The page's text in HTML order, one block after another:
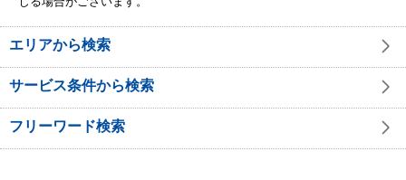
エリアから検索
サービス条件から検索
フリーワード検索